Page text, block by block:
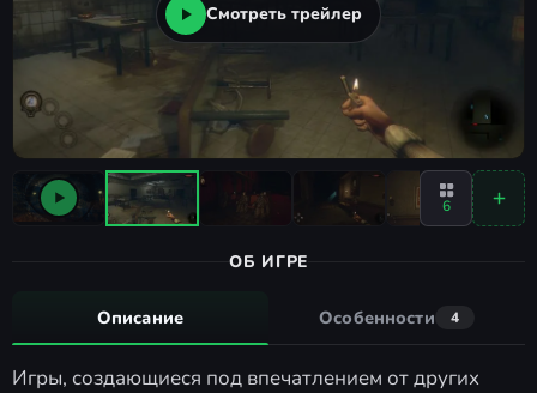
Смотреть трейлер
6
ОБ ИГРЕ
Описание Особенности 4
Игры, создающиеся под впечатлением от других